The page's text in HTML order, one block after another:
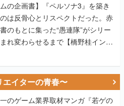
ムの企画書】『ペルソナ3』を築き
は反骨心とリスペクトだった。赤
のもとに集った“愚連隊”がシリー
れ変わらせるまで【橋野桂インタ
イターの青春〜
のゲーム業界取材マンガ『若ゲの